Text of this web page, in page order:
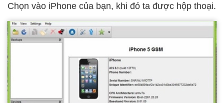
Chọn vào iPhone của bạn, khi đó ta được hộp thoại.